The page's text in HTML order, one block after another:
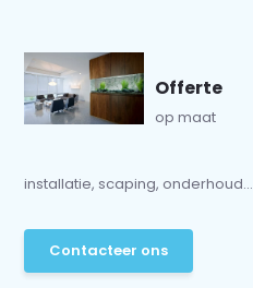
Offerte
op maat
installatie, scaping, onderhoud...
Contacteer ons